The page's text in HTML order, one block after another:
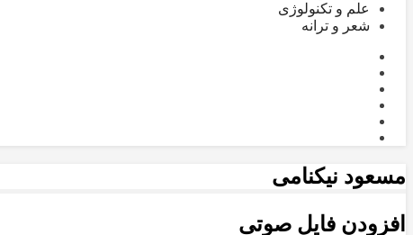
علم و تکنولوژی
شعر و ترانه
مسعود نیکنامی
افزودن فایل صوتی